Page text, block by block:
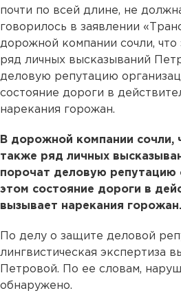
почти по всей длине, не
говорилось в заявлении
дорожной компании сочли, что
ряд личных высказываний
деловую репутацию
состояние дороги в
нарекания горожан.
В дорожной компании сочли,
также ряд личных
порочат деловую репутацию
этом состояние дороги в
вызывает нарекания горожан.
По делу о защите деловой
лингвистическая экспертиза
Петровой. По ее словам,
обнаружено.